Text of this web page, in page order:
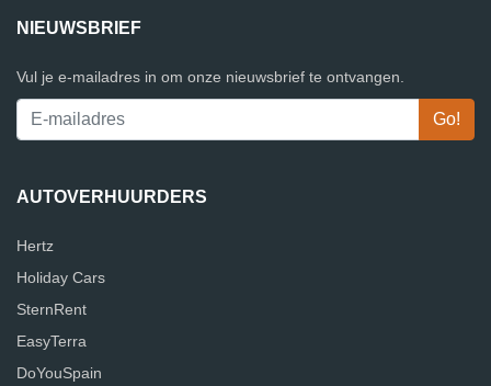
NIEUWSBRIEF
Vul je e-mailadres in om onze nieuwsbrief te ontvangen.
AUTOVERHUURDERS
Hertz
Holiday Cars
SternRent
EasyTerra
DoYouSpain